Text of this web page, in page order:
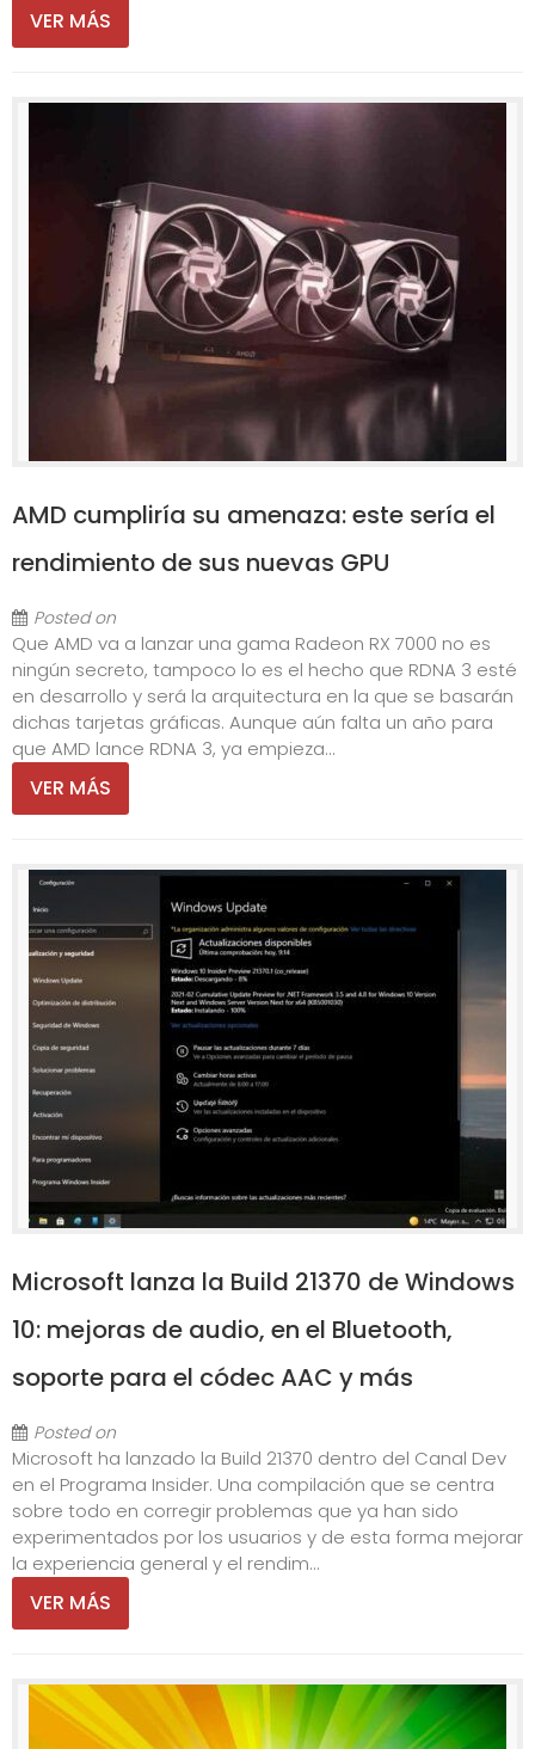
VER MÁS
AMD cumpliría su amenaza: este sería el
rendimiento de sus nuevas GPU
Posted on
Que AMD va a lanzar una gama Radeon RX 7000 no es
ningún secreto, tampoco lo es el hecho que RDNA 3 esté
en desarrollo y será la arquitectura en la que se basarán
dichas tarjetas gráficas. Aunque aún falta un año para
que AMD lance RDNA 3, ya empieza...
VER MÁS
Microsoft lanza la Build 21370 de Windows
10: mejoras de audio, en el Bluetooth,
soporte para el códec AAC y más
Posted on
Microsoft ha lanzado la Build 21370 dentro del Canal Dev
en el Programa Insider. Una compilación que se centra
sobre todo en corregir problemas que ya han sido
experimentados por los usuarios y de esta forma mejorar
la experiencia general y el rendim...
VER MÁS